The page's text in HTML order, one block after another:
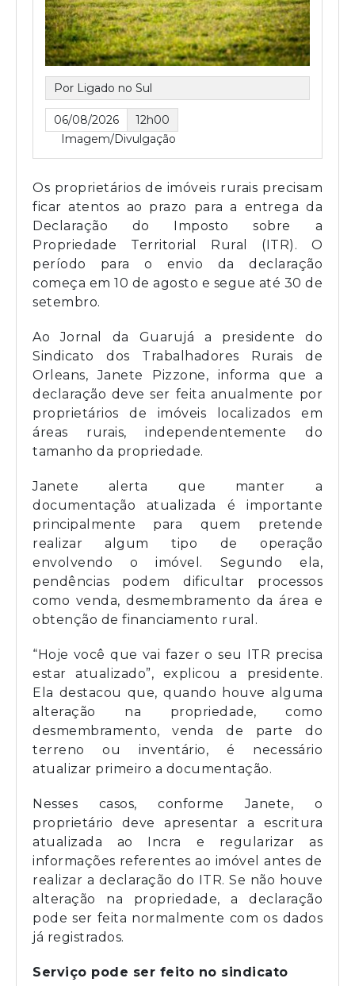
Por Ligado no Sul
06/08/2026
12h00
Imagem/Divulgação
Os proprietários de imóveis rurais precisam
ficar atentos ao prazo para a entrega da
Declaração do Imposto sobre a
Propriedade Territorial Rural (ITR). O
período para o envio da declaração
começa em 10 de agosto e segue até 30 de
setembro.
Ao Jornal da Guarujá a presidente do
Sindicato dos Trabalhadores Rurais de
Orleans, Janete Pizzone, informa que a
declaração deve ser feita anualmente por
proprietários de imóveis localizados em
áreas rurais, independentemente do
tamanho da propriedade.
Janete alerta que manter a
documentação atualizada é importante
principalmente para quem pretende
realizar algum tipo de operação
envolvendo o imóvel. Segundo ela,
pendências podem dificultar processos
como venda, desmembramento da área e
obtenção de financiamento rural.
“Hoje você que vai fazer o seu ITR precisa
estar atualizado”, explicou a presidente.
Ela destacou que, quando houve alguma
alteração na propriedade, como
desmembramento, venda de parte do
terreno ou inventário, é necessário
atualizar primeiro a documentação.
Nesses casos, conforme Janete, o
proprietário deve apresentar a escritura
atualizada ao Incra e regularizar as
informações referentes ao imóvel antes de
realizar a declaração do ITR. Se não houve
alteração na propriedade, a declaração
pode ser feita normalmente com os dados
já registrados.
Serviço pode ser feito no sindicato